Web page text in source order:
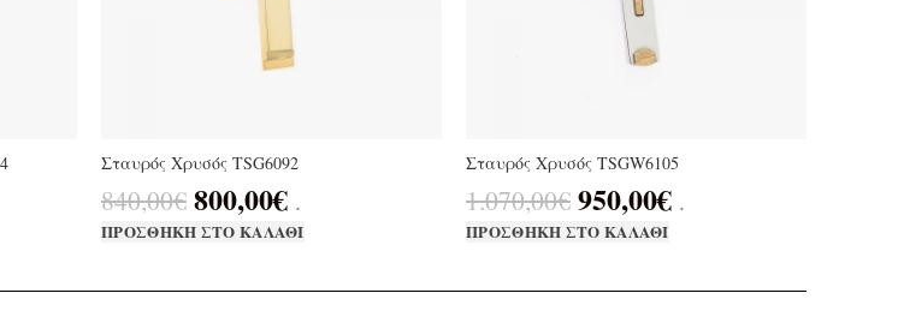
Σταυρός Χρυσός TSG6092
840,00€ 800,00€ .
ΠΡΟΣΘΉΚΗ ΣΤΟ ΚΑΛΆΘΙ
Σταυρός Χρυσός TSGW6105
1.070,00€ 950,00€ .
ΠΡΟΣΘΉΚΗ ΣΤΟ ΚΑΛΆΘΙ